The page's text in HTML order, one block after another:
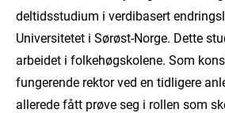
deltidsstudium i verdibasert
Universitetet i Sørøst-Norge. Dette
arbeidet i folkehøgskolene. Som
fungerende rektor ved en tidligere
allerede fått prøve seg i rollen som